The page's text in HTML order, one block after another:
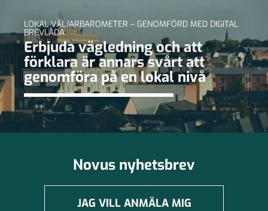
LOKAL VÄLJARBAROMETER – GENOMFÖRD MED DIGITAL
BREVLÅDA
Erbjuda vägledning och att
förklara är annars svårt att
genomföra på en lokal nivå
Novus nyhetsbrev
JAG VILL ANMÄLA MIG